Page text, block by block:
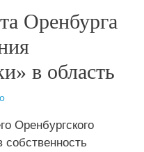
Оренбурга
в область
Оренбургского